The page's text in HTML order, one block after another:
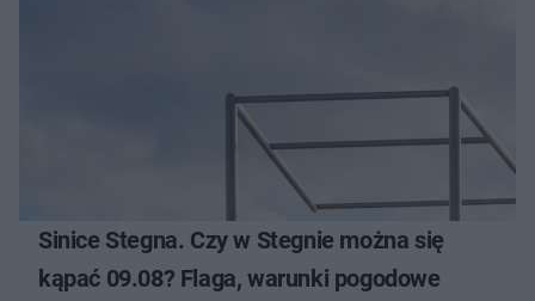
Sinice Stegna. Czy w Stegnie można się
kąpać 09.08? Flaga, warunki pogodowe